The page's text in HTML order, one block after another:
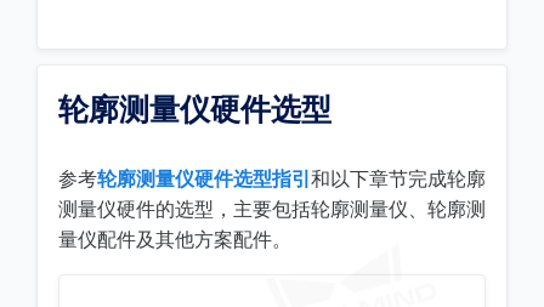
轮廓测量仪硬件选型
参考轮廓测量仪硬件选型指引 和以下章节完成轮廓
测量仪硬件的选型，主要包括轮廓测量仪、轮廓测
量仪配件及其他方案配件。